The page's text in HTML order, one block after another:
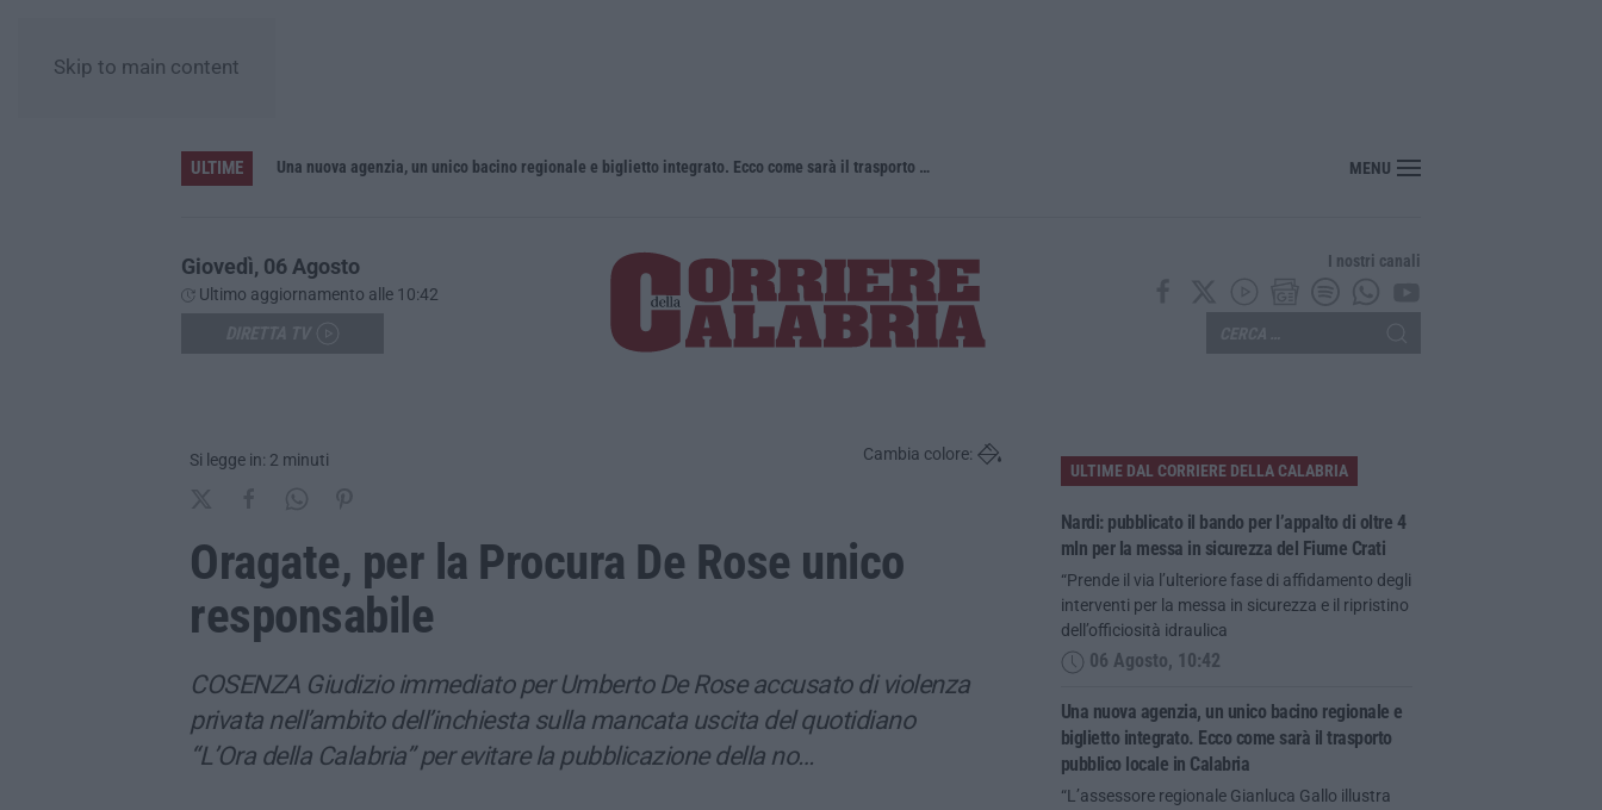
Skip to main content
ULTIME
in sicurezza del Fiume Crati Una nuova agenzia, un unico bacino regionale e biglietto integrato. Ecco come sarà il trasporto pubblico locale in Calabria MENU
Giovedì, 06 Agosto
Ultimo aggiornamento alle 10:42
I nostri canali
Si legge in: 2 minuti Cambia colore:
Oragate, per la Procura De Rose unico
responsabile
COSENZA Giudizio immediato per Umberto De Rose accusato di violenza
privata nell’ambito dell’inchiesta sulla mancata uscita del quotidiano
“L’Ora della Calabria” per evitare la pubblicazione della no…
ULTIME DAL CORRIERE DELLA CALABRIA
Nardi: pubblicato il bando per l’appalto di oltre 4
mln per la messa in sicurezza del Fiume Crati
“Prende il via l’ulteriore fase di affidamento degli
interventi per la messa in sicurezza e il ripristino
dell’officiosità idraulica
06 Agosto, 10:42
Una nuova agenzia, un unico bacino regionale e
biglietto integrato. Ecco come sarà il trasporto
pubblico locale in Calabria
“L’assessore regionale Gianluca Gallo illustra